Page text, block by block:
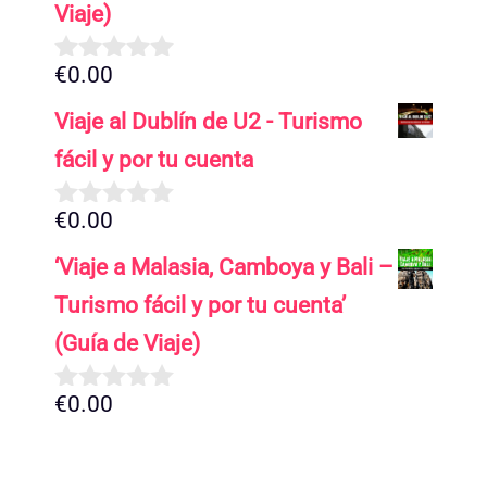
Viaje)
0
e
5
€0.00
Viaje al Dublín de U2 - Turismo
fácil y por tu cuenta
0
e
5
€0.00
‘Viaje a Malasia, Camboya y Bali –
Turismo fácil y por tu cuenta’
(Guía de Viaje)
0
€0.00